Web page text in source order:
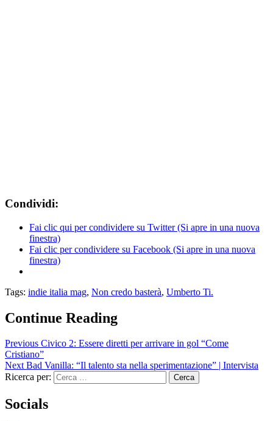
Condividi:
Fai clic qui per condividere su Twitter (Si apre in una nuova
finestra)
Fai clic per condividere su Facebook (Si apre in una nuova
finestra)
Tags: indie italia mag, Non credo basterà, Umberto Ti.
Continue Reading
Previous Civico 2: Essere diretti per arrivare in gol “Come
Cristiano”
NextBad Vanilla: “Il talento sta nella sperimentazione” | Intervista
Ricerca per:
Socials